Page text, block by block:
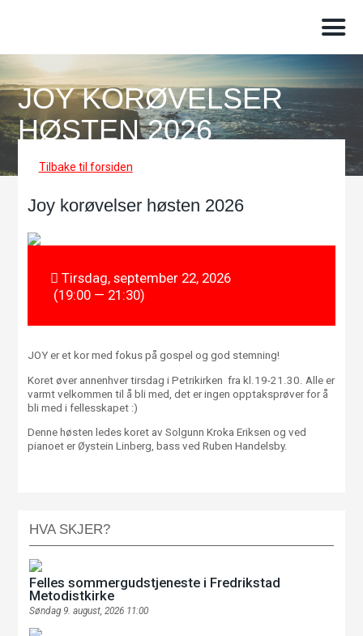
JOY KORØVELSER
HØSTEN 2026
Tilbake til forsiden
Joy korøvelser høsten 2026
Tirsdag, september 22, 2026
(19:00 — 21:30)
JOY er et kor med fokus på gospel og god stemning!
Koret øver annenhver tirsdag i Petrikirken fra kl.19-21.30. Alle er
varmt velkommen til å bli med, det er ingen opptaksprøver for å
bli med i fellesskapet :)
Denne høsten ledes koret av Solgunn Kroka Eriksen og ved
pianoet er Øystein Linberg, bass ved Ruben Handelsby.
HVA SKJER?
Felles sommergudstjeneste i Fredrikstad
Metodistkirke
Søndag 9. august, 2026 11:00